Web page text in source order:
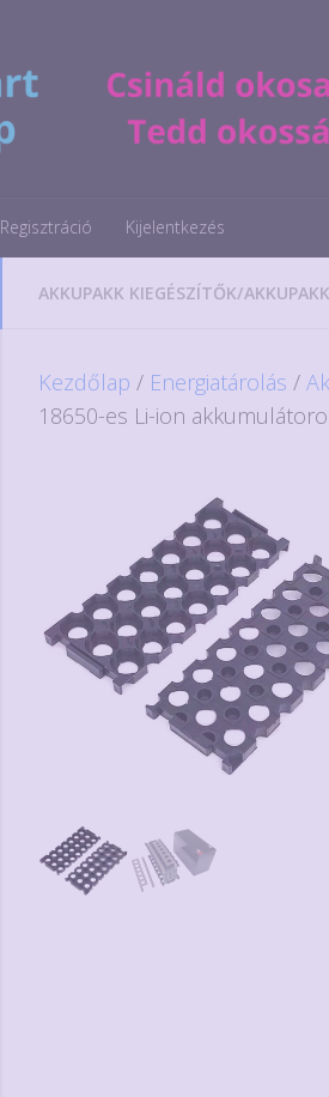
Regisztráció Kijelentkezés
AKKUPAKK KIEGÉSZÍTŐK/
Kezdőlap / Energiatárolás /
18650-es Li-ion